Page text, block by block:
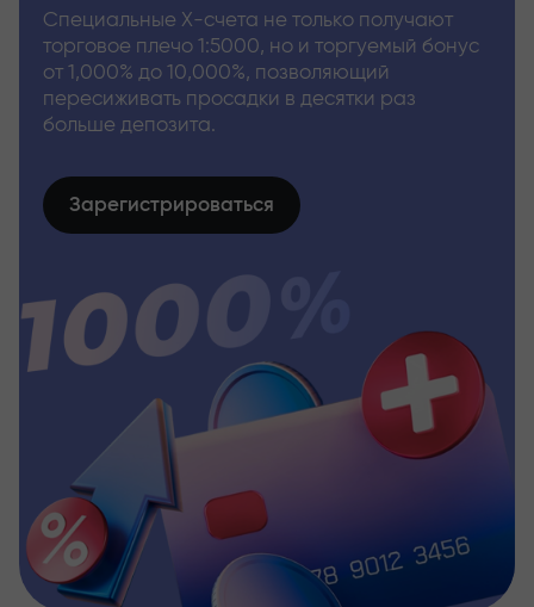
Специальные Х-счета не только получают
торговое плечо 1:5000, но и торгуемый бонус
от 1,000% до 10,000%, позволяющий
пересиживать просадки в десятки раз
больше депозита.
Зарегистрироваться